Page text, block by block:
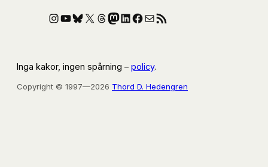
Instagram
YouTube
Bluesky
X Threads
Mastodon
LinkedIn
Facebook
E-postRSS-flöde
Inga kakor, ingen spårning – policy.
Copyright © 1997—2026 Thord D. Hedengren